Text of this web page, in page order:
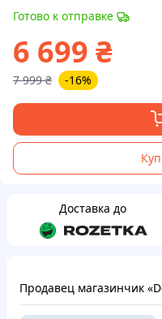
Готово к отправке
6 699 ₴
7 999 ₴ -16%
Доставка до
Продавец магазинчик